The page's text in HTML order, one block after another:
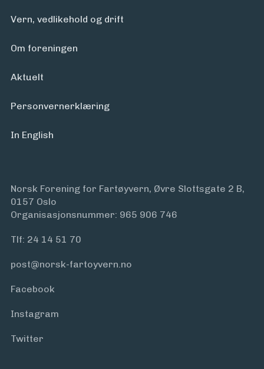
Vern, vedlikehold og drift
Om foreningen
Aktuelt
Personvern­erklæring
In English
Norsk Forening for Fartøyvern, Øvre Slottsgate 2 B,
0157 Oslo
Organisasjonsnummer: 965 906 746
Tlf: 24 14 51 70
post@norsk-fartoyvern.no
Facebook
Instagram
Twitter